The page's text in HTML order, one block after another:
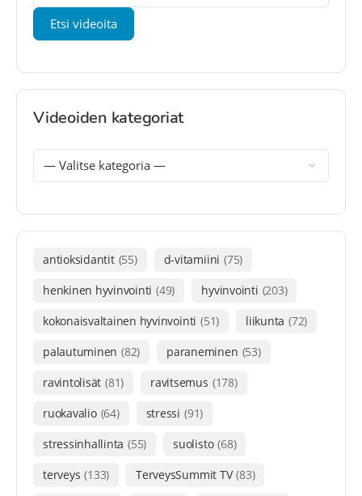
Videoiden kategoriat
antioksidantit (55) d-vitamiini (75)
henkinen hyvinvointi (49) hyvinvointi (203)
kokonaisvaltainen hyvinvointi (51) liikunta (72)
palautuminen (82) paraneminen (53)
ravintolisät (81) ravitsemus (178)
ruokavalio (64) stressi (91)
stressinhallinta (55) suolisto (68)
terveys (133) TerveysSummit TV (83)